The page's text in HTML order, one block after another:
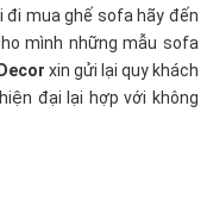
đi mua ghế sofa hãy đến
mình những mẫu sofa
xin gửi lại quy khách
đại lại hợp với không